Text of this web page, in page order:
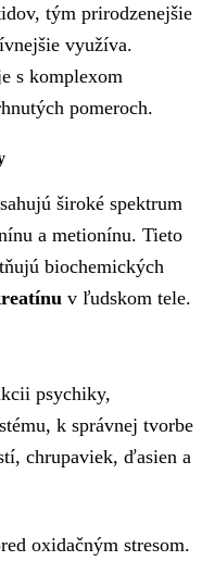
tým prirodzenejšie
využíva.
s komplexom
pomeroch.
široké spektrum
a metionínu. Tieto
biochemických
v ľudskom tele.
psychiky,
k správnej tvorbe
chrupaviek, ďasien a
oxidačným stresom.